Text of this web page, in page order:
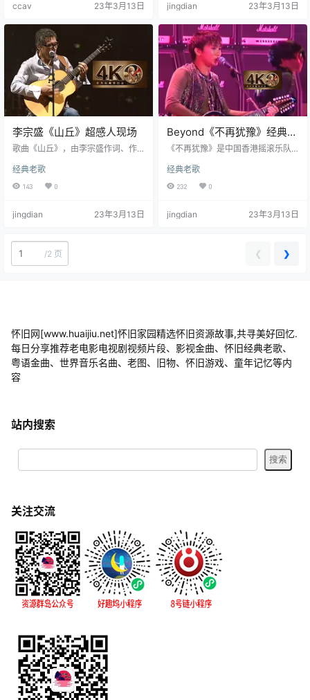
音乐大师喜多郎亲自严演奏急促激
来十分给力带劲。歌词延续了刘卓
辉一贯喜欢评判现实的风格，所以
比较尖锐和敏感。 我们都知道，be
yond有很多著名经典的歌曲，黄家
驹还在的时候，写下了…
ccav 23年3月13日
稿，伍佰就拿回来自己唱。 浪人情
让时间悄悄地飞逝 抹去我俩的回忆
对于你的名字 从今不会再提起不再
让悲伤 将我心占据让它随风去 让它
无痕迹所有快乐悲伤所有过去…
jingdian 23年3月13日
李宗盛《山丘》超感人现场
歌曲《山丘》，由李宗盛作词、作
行的同名专辑《山丘》中。该曲获
得第25届流行音乐“最佳年度歌曲
这首歌的旋律李宗盛早在2003年就
上海，当时是个悲伤的夏天，一个
旋律进入脑海，他花了10年不停
经典老歌
143 0
jingdian 23年3月13日
Beyond《不再犹豫》经典现
场
《不再犹豫》是中国香港摇滚乐队B
薇作词，黄家驹作曲，Beyond编曲
[8] ，收录在Beyond1991年9月6日
记之莫欺少年穷》的主题曲 。1991
无聊望见了犹豫达到理想不太易即
使有信心斗志却抑止黄家强：谁人
经典老歌
232 0
jingdian 23年3月13日
/2 页 ❮ ❯
怀旧网[www.huaijiu.net]怀旧家园精选怀旧资源故事,共寻美好回忆.
每日分享推荐老电影电视剧视频片段、影视金曲、怀旧经典老歌、
粤语金曲、世界音乐名曲、老图、旧物、怀旧游戏、童年记忆等内
容
站内搜索
关注交流